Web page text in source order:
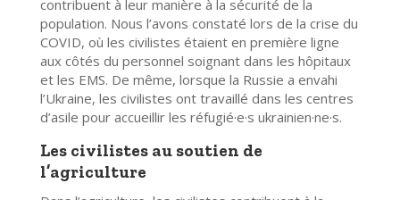
contribuent à leur manière à la sécurité de la
population. Nous l’avons constaté lors de la crise du
COVID, où les civilistes étaient en première ligne
aux côtés du personnel soignant dans les hôpitaux
et les EMS. De même, lorsque la Russie a envahi
l’Ukraine, les civilistes ont travaillé dans les centres
d’asile pour accueillir les réfugié·e·s ukrainien·ne·s.
Les civilistes au soutien de
l’agriculture